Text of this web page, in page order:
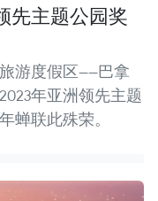
先主题公园奖
游度假区——巴拿
年亚洲领先主题
蝉联此殊荣。